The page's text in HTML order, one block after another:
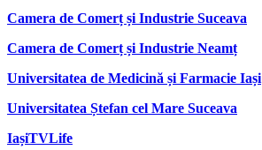
Camera de Comerț și Industrie Suceava
Camera de Comerț și Industrie Neamț
Universitatea de Medicină și Farmacie Iași
Universitatea Ștefan cel Mare Suceava
IașiTVLife